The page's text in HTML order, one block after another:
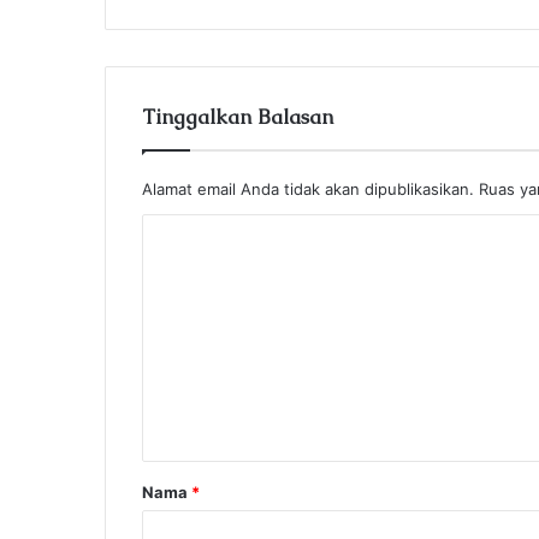
e
s
Tinggalkan Balasan
Alamat email Anda tidak akan dipublikasikan. Ruas
r
Nama *